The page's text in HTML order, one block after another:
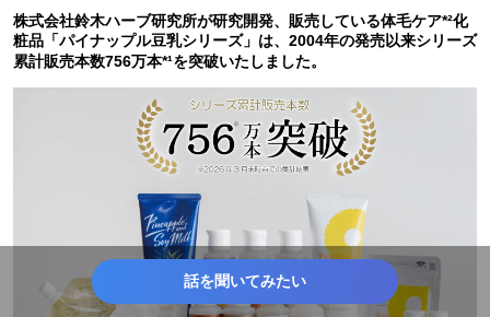
株式会社鈴木ハーブ研究所が研究開発、販売している体毛ケア*²化
粧品「パイナップル豆乳シリーズ」は、2004年の発売以来シリーズ
累計販売本数756万本*¹を突破いたしました。
話を聞いてみたい